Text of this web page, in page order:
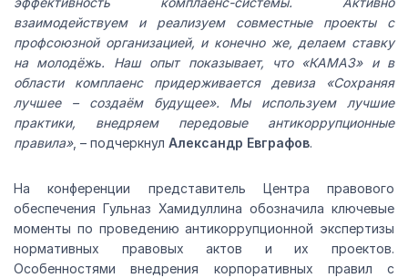
взаимодействуем и реализуем совместные проекты с
профсоюзной организацией, и конечно же, делаем ставку
на молодёжь. Наш опыт показывает, что «КАМАЗ» и в
области комплаенс придерживается девиза «Сохраняя
лучшее – создаём будущее». Мы используем лучшие
практики, внедряем передовые антикоррупционные
правила», – подчеркнул Александр Евграфов.
На конференции представитель Центра правового
обеспечения Гульназ Хамидуллина обозначила ключевые
моменты по проведению антикоррупционной экспертизы
нормативных правовых актов и их проектов.
Особенностями внедрения корпоративных правил с